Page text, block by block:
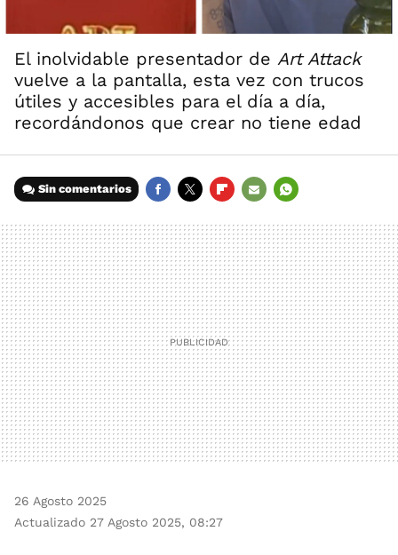
El inolvidable presentador de Art Attack
vuelve a la pantalla, esta vez con trucos
útiles y accesibles para el día a día,
recordándonos que crear no tiene edad
Sin comentarios
MAIL
26 Agosto 2025
Actualizado 27 Agosto 2025, 08:27